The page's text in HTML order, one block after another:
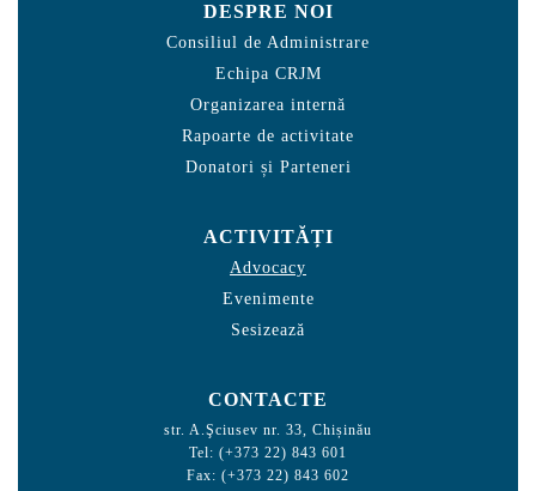
DESPRE NOI
Consiliul de Administrare
Echipa CRJM
Organizarea internă
Rapoarte de activitate
Donatori și Parteneri
ACTIVITĂȚI
Advocacy
Evenimente
Sesizează
CONTACTE
str. A.Şciusev nr. 33, Chișinău
Tel: (+373 22) 843 601
Fax: (+373 22) 843 602